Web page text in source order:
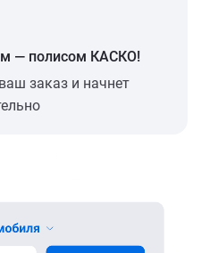
— полисом КАСКО!
заказ и начнет